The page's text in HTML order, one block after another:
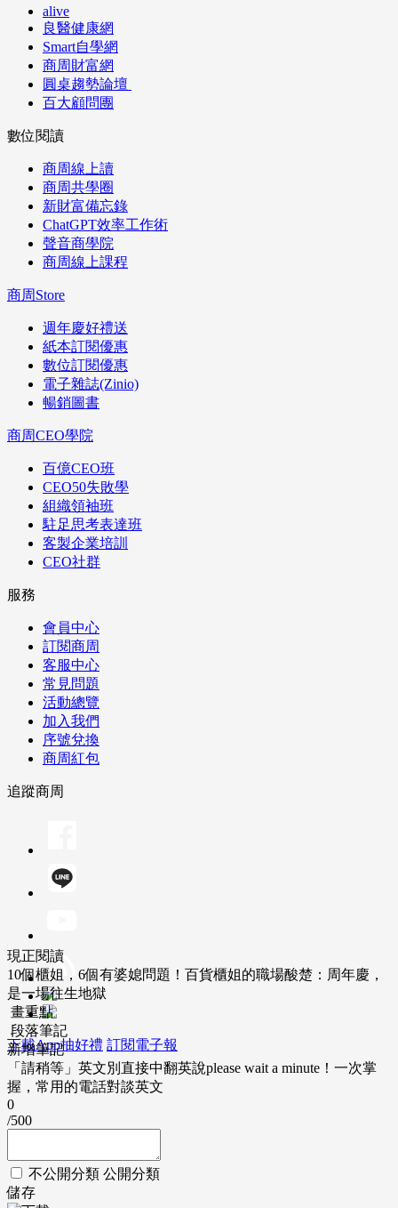
alive
良醫健康網
Smart自學網
商周財富網
圓桌趨勢論壇
百大顧問團
數位閱讀
商周線上讀
商周共學圈
新財富備忘錄
ChatGPT效率工作術
聲音商學院
商周線上課程
商周Store
週年慶好禮送
紙本訂閱優惠
數位訂閱優惠
電子雜誌(Zinio)
暢銷圖書
商周CEO學院
百億CEO班
CEO50失敗學
組織領袖班
駐足思考表達班
客製企業培訓
CEO社群
服務
會員中心
訂閱商周
客服中心
常見問題
活動總覽
加入我們
序號兌換
商周紅包
追蹤商周
下載App抽好禮 訂閱電子報
現正閱讀
10個櫃姐，6個有婆媳問題！百貨櫃姐的職場酸楚：周年慶，
是一場往生地獄
畫重點
段落筆記
新增筆記
「請稍等」英文別直接中翻英說please wait a minute！一次掌
握，常用的電話對談英文
0
/500
不公開分類 公開分類
儲存